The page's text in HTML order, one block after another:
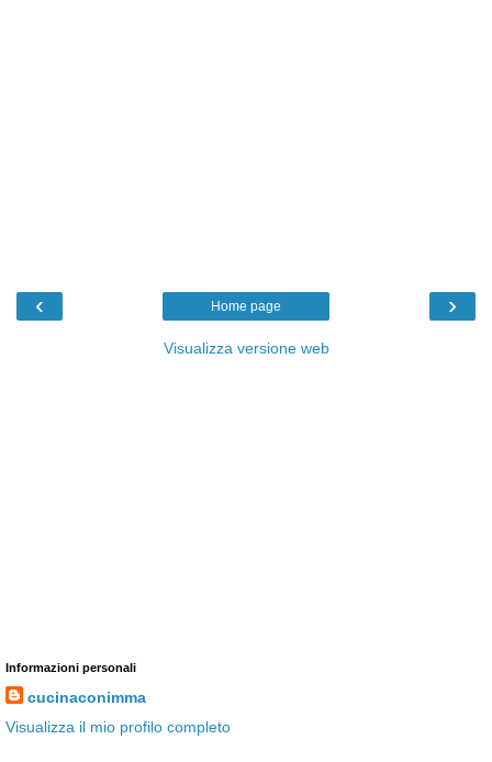
‹ ›
Home page
Visualizza versione web
Informazioni personali
cucinaconimma
Visualizza il mio profilo completo